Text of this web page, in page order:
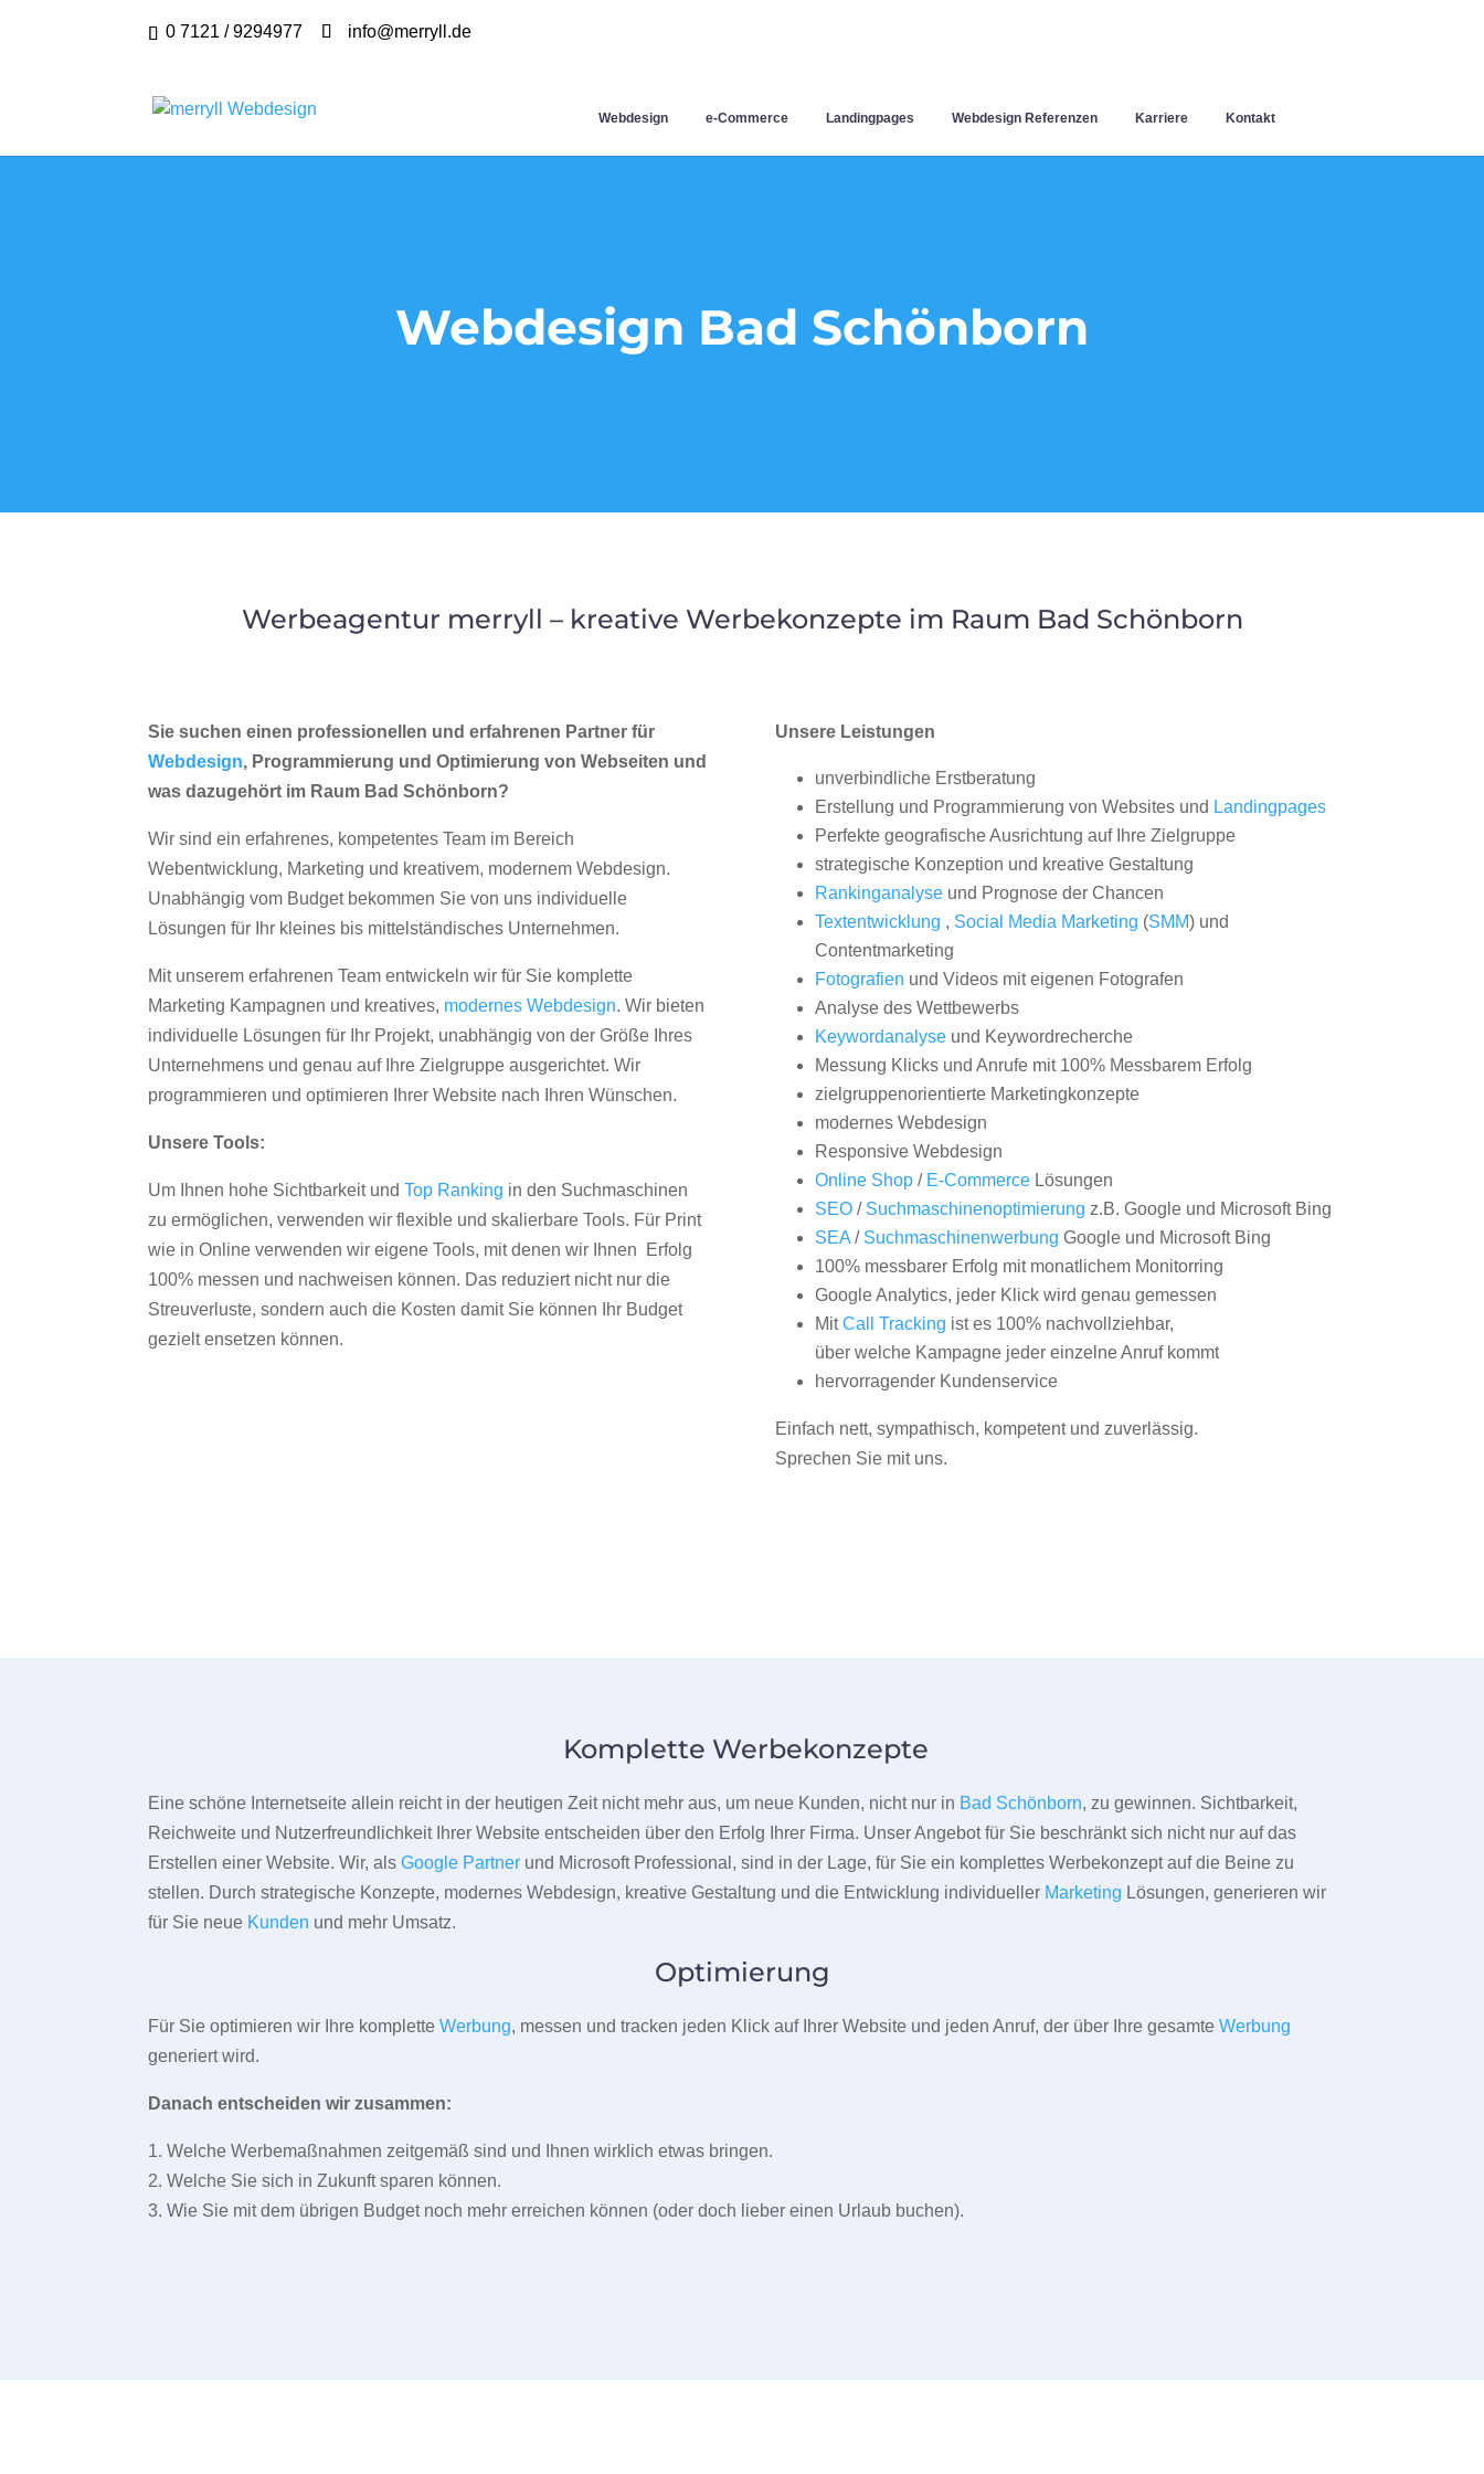
0 7121 / 9294977 info@merryll.de
Webdesign e-Commerce Landingpages Webdesign Referenzen Karriere Kontakt
Webdesign Bad Schönborn
Werbeagentur merryll – kreative Werbekonzepte im Raum Bad Schönborn
Sie suchen einen professionellen und erfahrenen Partner für
Webdesign, Programmierung und Optimierung von Webseiten und
was dazugehört im Raum Bad Schönborn?
Wir sind ein erfahrenes, kompetentes Team im Bereich
Webentwicklung, Marketing und kreativem, modernem Webdesign.
Unabhängig vom Budget bekommen Sie von uns individuelle
Lösungen für Ihr kleines bis mittelständisches Unternehmen.
Mit unserem erfahrenen Team entwickeln wir für Sie komplette
Marketing Kampagnen und kreatives, modernes Webdesign. Wir bieten
individuelle Lösungen für Ihr Projekt, unabhängig von der Größe Ihres
Unternehmens und genau auf Ihre Zielgruppe ausgerichtet. Wir
programmieren und optimieren Ihrer Website nach Ihren Wünschen.
Unsere Tools:
Um Ihnen hohe Sichtbarkeit undTop Ranking in den Suchmaschinen
zu ermöglichen, verwenden wir flexible und skalierbare Tools. Für Print
wie in Online verwenden wir eigene Tools, mit denen wir Ihnen Erfolg
100% messen und nachweisen können. Das reduziert nicht nur die
Streuverluste, sondern auch die Kosten damit Sie können Ihr Budget
gezielt ensetzen können.
Unsere Leistungen
unverbindliche Erstberatung
Erstellung und Programmierung von Websites und Landingpages
Perfekte geografische Ausrichtung auf Ihre Zielgruppe
strategische Konzeption und kreative Gestaltung
Rankinganalyseund Prognose der Chancen
Textentwicklung , Social Media Marketing (SMM) und
Contentmarketing
Fotografien und Videos mit eigenen Fotografen
Analyse des Wettbewerbs
Keywordanalyseund Keywordrecherche
Messung Klicks und Anrufe mit 100% Messbarem Erfolg
zielgruppenorientierte Marketingkonzepte
modernes Webdesign
Responsive Webdesign
Online Shop/ E-CommerceLösungen
SEO/ Suchmaschinenoptimierung z.B. Google und Microsoft Bing
SEA/ Suchmaschinenwerbung Google und Microsoft Bing
100% messbarer Erfolg mit monatlichem Monitorring
Google Analytics, jeder Klick wird genau gemessen
MitCall Tracking ist es 100% nachvollziehbar,
über welche Kampagne jeder einzelne Anruf kommt
hervorragender Kundenservice
Einfach nett, sympathisch, kompetent und zuverlässig.
Sprechen Sie mit uns.
Komplette Werbekonzepte
Eine schöne Internetseite allein reicht in der heutigen Zeit nicht mehr aus, um neue Kunden, nicht nur in Bad Schönborn, zu gewinnen. Sichtbarkeit,
Reichweite und Nutzerfreundlichkeit Ihrer Website entscheiden über den Erfolg Ihrer Firma. Unser Angebot für Sie beschränkt sich nicht nur auf das
Erstellen einer Website. Wir, alsGoogle Partner und Microsoft Professional, sind in der Lage, für Sie ein komplettes Werbekonzept auf die Beine zu
stellen. Durch strategische Konzepte, modernes Webdesign, kreative Gestaltung und die Entwicklung individueller Marketing Lösungen, generieren wir
für Sie neue Kunden und mehr Umsatz.
Optimierung
Für Sie optimieren wir Ihre kompletteWerbung, messen und tracken jeden Klick auf Ihrer Website und jeden Anruf, der über Ihre gesamteWerbung
generiert wird.
Danach entscheiden wir zusammen:
1. Welche Werbemaßnahmen zeitgemäß sind und Ihnen wirklich etwas bringen.
2. Welche Sie sich in Zukunft sparen können.
3. Wie Sie mit dem übrigen Budget noch mehr erreichen können (oder doch lieber einen Urlaub buchen).